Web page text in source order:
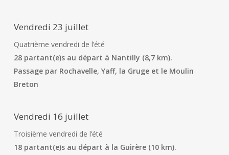
Vendredi 23 juillet
Quatrième vendredi de l’été
28 partant(e)s au départ à Nantilly (8,7 km).
Passage par Rochavelle, Yaff, la Gruge et le Moulin
Breton
Vendredi 16 juillet
Troisième vendredi de l’été
18 partant(e)s au départ à la Guirère (10 km).